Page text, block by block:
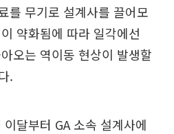
를 무기로 설계사를 끌어모
약화됨에 따라 일각에선
오는 역이동 현상이 발생할
.
달부터 GA 소속 설계사에